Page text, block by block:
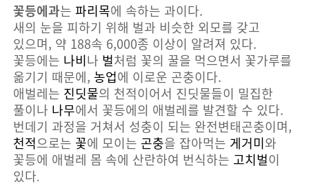
꽃등에과는 파리목에 속하는 과이다.
새의 눈을 피하기 위해 벌과 비슷한 외모를 갖고
있으며, 약 188속 6,000종 이상이 알려져 있다.
꽃등에는 나비나 벌처럼 꽃의 꿀을 먹으면서 꽃가루를
옮기기 때문에, 농업에 이로운 곤충이다.
애벌레는 진딧물의 천적이어서 진딧물들이 밀집한
풀이나 나무에서 꽃등에의 애벌레를 발견할 수 있다.
번데기 과정을 거쳐서 성충이 되는 완전변태곤충이며,
천적으로는 꽃에 모이는 곤충을 잡아먹는 게거미와
꽃등에 애벌레 몸 속에 산란하여 번식하는 고치벌이
있다.